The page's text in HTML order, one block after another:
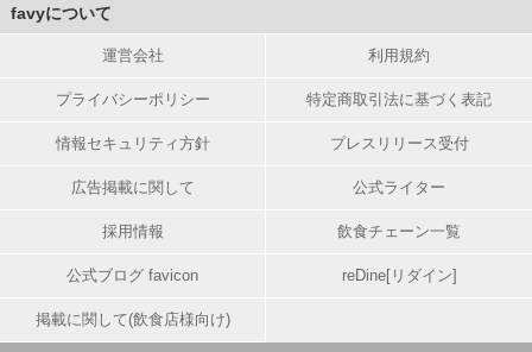
favyについて
運営会社 利用規約
プライバシーポリシー 特定商取引法に基づく表記
情報セキュリティ方針 プレスリリース受付
広告掲載に関して 公式ライター
採用情報 飲食チェーン一覧
公式ブログ favicon reDine[リダイン]
掲載に関して(飲食店様向け)